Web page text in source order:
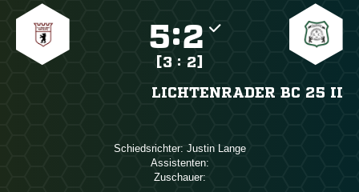
:
[3 : 2]
LICHTENRADER BC 25 II
Schiedsrichter:  
Assistenten:
Zuschauer: